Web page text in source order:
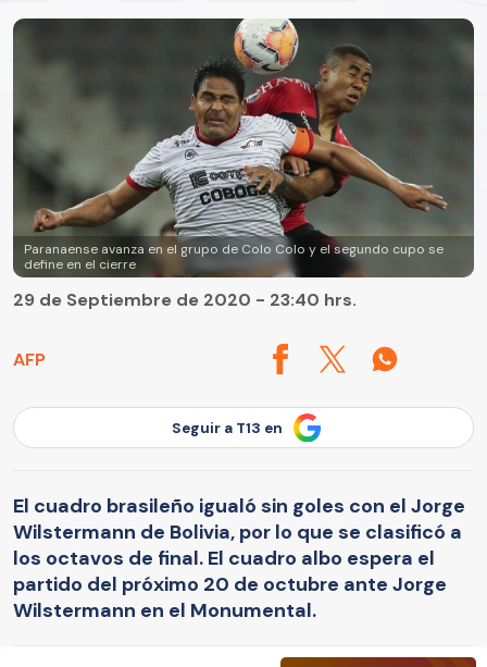
Paranaense avanza en el grupo de Colo Colo y el segundo cupo se
define en el cierre
AFP
29 de Septiembre de 2020 - 23:40 hrs.
Seguir a T13 en
El cuadro brasileño igualó sin goles con el Jorge
Wilstermann de Bolivia, por lo que se clasificó a
los octavos de final. El cuadro albo espera el
partido del próximo 20 de octubre ante Jorge
Wilstermann en el Monumental.